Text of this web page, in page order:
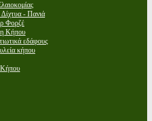
- Πανιά
Φορζέ
Κήπου
εδάφους
κήπου
Κήπου